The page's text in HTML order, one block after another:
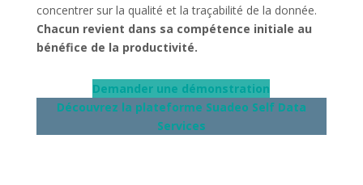
concentrer sur la qualité et la traçabilité de la donnée.
Chacun revient dans sa compétence initiale au
bénéfice de la productivité.
Demander une démonstration
Découvrez la plateforme Suadeo Self Data
Services